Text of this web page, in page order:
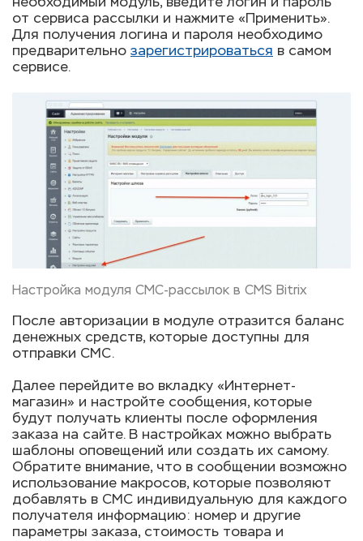
от сервиса рассылки и нажмите «Применить».
Для получения логина и пароля необходимо
предварительно зарегистрироваться в самом
сервисе.
Настройка модуля СМС-рассылок в CMS Bitrix
После авторизации в модуле отразится баланс
денежных средств, которые доступны для
отправки СМС.
Далее перейдите во вкладку «Интернет-
магазин» и настройте сообщения, которые
будут получать клиенты после оформления
заказа на сайте. В настройках можно выбрать
шаблоны оповещений или создать их самому.
Обратите внимание, что в сообщении возможно
использование макросов, которые позволяют
добавлять в СМС индивидуальную для каждого
получателя информацию: номер и другие
параметры заказа, стоимость товара и